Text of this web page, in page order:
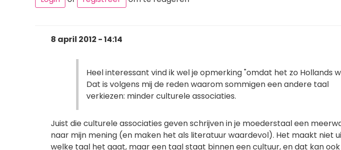
8 april 2012 - 14:14
Heel interessant vind ik wel je opmerking "omdat het zo Hollands
Dat is volgens mij de reden waarom sommigen een andere taal
verkiezen: minder culturele associaties.
Juist die culturele associaties geven schrijven in je moederstaal een
naar mijn mening (en maken het als literatuur waardevol). Het maakt niet
welke taal het gaat, maar een taal staat binnen een cultuur, en dat kan